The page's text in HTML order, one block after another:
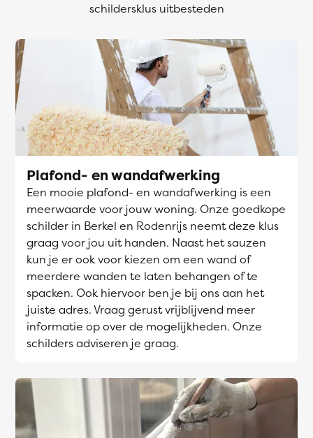
schildersklus uitbesteden
Plafond- en wandafwerking
Een mooie plafond- en wandafwerking is een
meerwaarde voor jouw woning. Onze goedkope
schilder in Berkel en Rodenrijs neemt deze klus
graag voor jou uit handen. Naast het sauzen
kun je er ook voor kiezen om een wand of
meerdere wanden te laten behangen of te
spacken. Ook hiervoor ben je bij ons aan het
juiste adres. Vraag gerust vrijblijvend meer
informatie op over de mogelijkheden. Onze
schilders adviseren je graag.